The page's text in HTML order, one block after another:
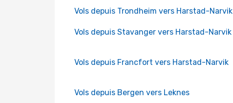
Vols depuis Trondheim vers Harstad-Narvik
Vols depuis Stavanger vers Harstad-Narvik
Vols depuis Francfort vers Harstad-Narvik
Vols depuis Bergen vers Leknes